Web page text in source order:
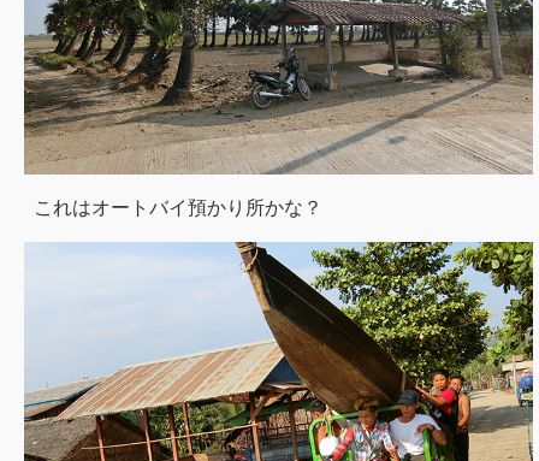
これはオートバイ預かり所かな？